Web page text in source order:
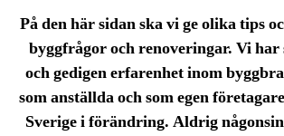
På den här sidan ska vi ge olika tips
byggfrågor och renoveringar. Vi har
och gedigen erfarenhet inom
som anställda och som egen
Sverige i förändring. Aldrig